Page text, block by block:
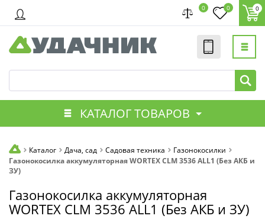
0 0 0
КАТАЛОГ ТОВАРОВ
Каталог Дача, сад Садовая техника
Газонокосилки
Газонокосилка аккумуляторная WORTEX CLM 3536 ALL1 (Без АКБ и
ЗУ)
Газонокосилка аккумуляторная
WORTEX CLM 3536 ALL1 (Без АКБ и ЗУ)